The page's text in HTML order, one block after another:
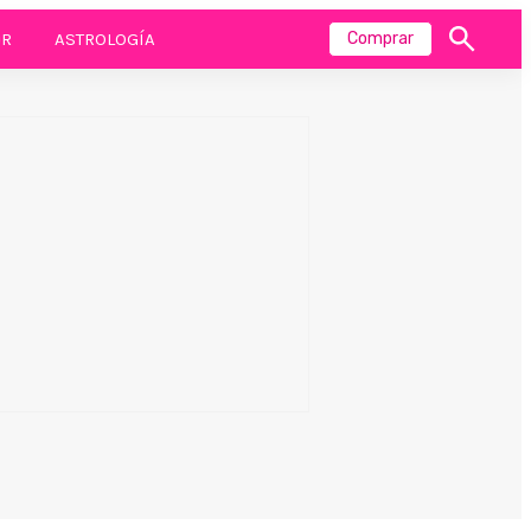
ASTROLOGÍA Comprar
Mostrar